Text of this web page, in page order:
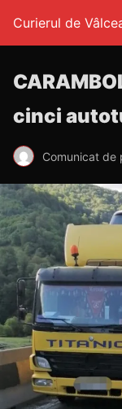
Curierul de
cinci
Comunicat de